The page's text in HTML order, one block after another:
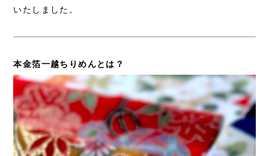
いたしました。
本金箔一越ちりめんとは？